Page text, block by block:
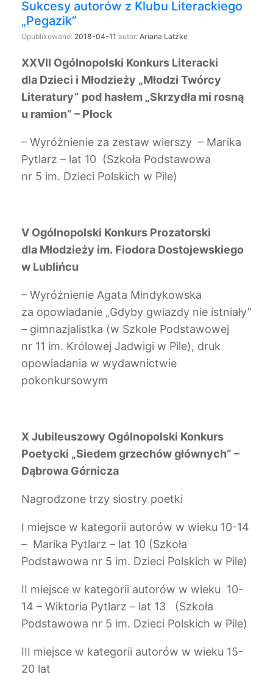
Sukcesy autorów z Klubu Literackiego
„Pegazik”
Opublikowano: 2018-04-11 autor: Ariana Latzke
XXVII Ogólnopolski Konkurs Literacki
dla Dzieci i Młodzieży „Młodzi Twórcy
Literatury” pod hasłem „Skrzydła mi rosną
u ramion” – Płock
– Wyróżnienie za zestaw wierszy – Marika
Pytlarz – lat 10 (Szkoła Podstawowa
nr 5 im. Dzieci Polskich w Pile)
V Ogólnopolski Konkurs Prozatorski
dla Młodzieży im. Fiodora Dostojewskiego
w Lublińcu
– Wyróżnienie Agata Mindykowska
za opowiadanie „Gdyby gwiazdy nie istniały”
– gimnazjalistka (w Szkole Podstawowej
nr 11 im. Królowej Jadwigi w Pile), druk
opowiadania w wydawnictwie
pokonkursowym
X Jubileuszowy Ogólnopolski Konkurs
Poetycki „Siedem grzechów głównych” –
Dąbrowa Górnicza
Nagrodzone trzy siostry poetki
I miejsce w kategorii autorów w wieku 10-14
– Marika Pytlarz – lat 10 (Szkoła
Podstawowa nr 5 im. Dzieci Polskich w Pile)
II miejsce w kategorii autorów w wieku 10-
14 – Wiktoria Pytlarz – lat 13 (Szkoła
Podstawowa nr 5 im. Dzieci Polskich w Pile)
III miejsce w kategorii autorów w wieku 15-
20 lat